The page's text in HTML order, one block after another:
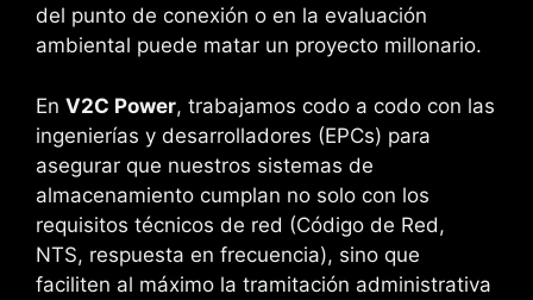
del punto de conexión o en la evaluación
ambiental puede matar un proyecto millonario.
En V2C Power, trabajamos codo a codo con las
ingenierías y desarrolladores (EPCs) para
asegurar que nuestros sistemas de
almacenamiento cumplan no solo con los
requisitos técnicos de red (Código de Red,
NTS, respuesta en frecuencia), sino que
faciliten al máximo la tramitación administrativa